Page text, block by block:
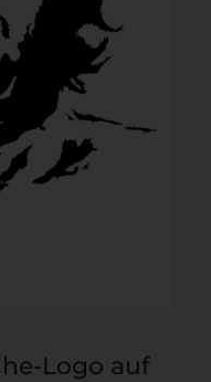
Logo auf